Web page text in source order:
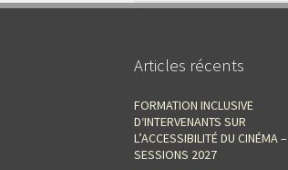
Articles récents
FORMATION INCLUSIVE
D‘INTERVENANTS SUR
L’ACCESSIBILITÉ DU CINÉMA –
SESSIONS 2027